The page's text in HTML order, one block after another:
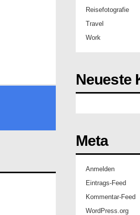
Reisefotografie
Travel
Work
Neueste
Meta
Anmelden
Eintrags-Feed
Kommentar-Feed
WordPress.org